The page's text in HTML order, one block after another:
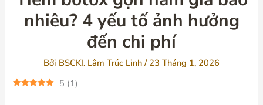
nhiêu? 4 yếu tố ảnh hưởng
đến chi phí
Bởi BSCKI. Lâm Trúc Linh/ 23 Tháng 1, 2026
5 (1)